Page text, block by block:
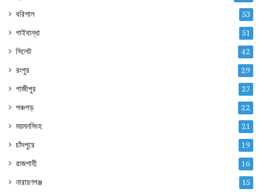
বরিশাল 53
গাইবান্ধা 51
সিলেট 42
রংপুর 29
গাজীপুর 27
পঞ্চগড় 22
ময়মনসিংহ 21
চাঁদপুরে 19
রাজশাহী 16
নারায়ণগঞ্জ 15